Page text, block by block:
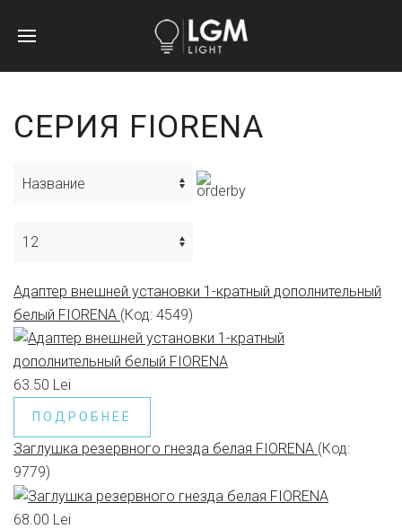
СЕРИЯ FIORENA
Адаптер внешней установки 1-кратный дополнительный
белый FIORENA (Код: 4549)
63.50 Lei
ПОДРОБНЕЕ
Заглушка резервного гнезда белая FIORENA (Код:
9779)
68.00 Lei